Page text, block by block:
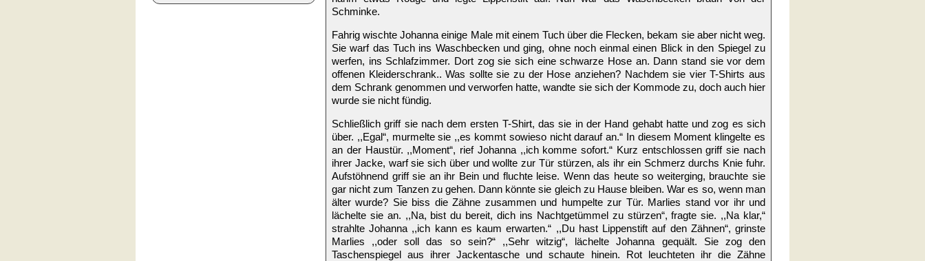
Schminke.
Fahrig wischte Johanna einige Male mit einem Tuch über die Flecken, bekam sie aber nicht weg.
Sie warf das Tuch ins Waschbecken und ging, ohne noch einmal einen Blick in den Spiegel zu
werfen, ins Schlafzimmer. Dort zog sie sich eine schwarze Hose an. Dann stand sie vor dem
offenen Kleiderschrank.. Was sollte sie zu der Hose anziehen? Nachdem sie vier T-Shirts aus
dem Schrank genommen und verworfen hatte, wandte sie sich der Kommode zu, doch auch hier
wurde sie nicht fündig.
Schließlich griff sie nach dem ersten T-Shirt, das sie in der Hand gehabt hatte und zog es sich
über. ,,Egal“, murmelte sie ,,es kommt sowieso nicht darauf an.“ In diesem Moment klingelte es
an der Haustür. ,,Moment“, rief Johanna ,,ich komme sofort.“ Kurz entschlossen griff sie nach
ihrer Jacke, warf sie sich über und wollte zur Tür stürzen, als ihr ein Schmerz durchs Knie fuhr.
Aufstöhnend griff sie an ihr Bein und fluchte leise. Wenn das heute so weiterging, brauchte sie
gar nicht zum Tanzen zu gehen. Dann könnte sie gleich zu Hause bleiben. War es so, wenn man
älter wurde? Sie biss die Zähne zusammen und humpelte zur Tür. Marlies stand vor ihr und
lächelte sie an. ,,Na, bist du bereit, dich ins Nachtgetümmel zu stürzen“, fragte sie. ,,Na klar,“
strahlte Johanna ,,ich kann es kaum erwarten.“ ,,Du hast Lippenstift auf den Zähnen“, grinste
Marlies ,,oder soll das so sein?“ ,,Sehr witzig“, lächelte Johanna gequält. Sie zog den
Taschenspiegel aus ihrer Jackentasche und schaute hinein. Rot leuchteten ihr die Zähne